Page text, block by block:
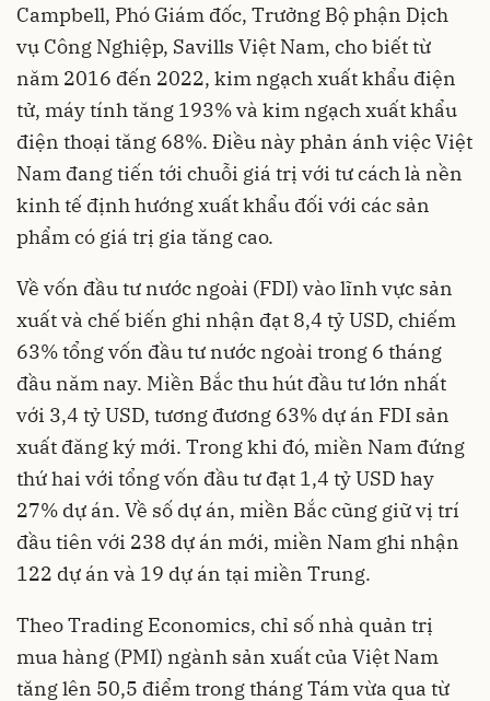
Campbell, Phó Giám đốc, Trưởng Bộ phận Dịch
vụ Công Nghiệp, Savills Việt Nam, cho biết từ
năm 2016 đến 2022, kim ngạch xuất khẩu điện
tử, máy tính tăng 193% và kim ngạch xuất khẩu
điện thoại tăng 68%. Điều này phản ánh việc Việt
Nam đang tiến tới chuỗi giá trị với tư cách là nền
kinh tế định hướng xuất khẩu đối với các sản
phẩm có giá trị gia tăng cao.
Về vốn đầu tư nước ngoài (FDI) vào lĩnh vực sản
xuất và chế biến ghi nhận đạt 8,4 tỷ USD, chiếm
63% tổng vốn đầu tư nước ngoài trong 6 tháng
đầu năm nay. Miền Bắc thu hút đầu tư lớn nhất
với 3,4 tỷ USD, tương đương 63% dự án FDI sản
xuất đăng ký mới. Trong khi đó, miền Nam đứng
thứ hai với tổng vốn đầu tư đạt 1,4 tỷ USD hay
27% dự án. Về số dự án, miền Bắc cũng giữ vị trí
đầu tiên với 238 dự án mới, miền Nam ghi nhận
122 dự án và 19 dự án tại miền Trung.
Theo Trading Economics, chỉ số nhà quản trị
mua hàng (PMI) ngành sản xuất của Việt Nam
tăng lên 50,5 điểm trong tháng Tám vừa qua từ